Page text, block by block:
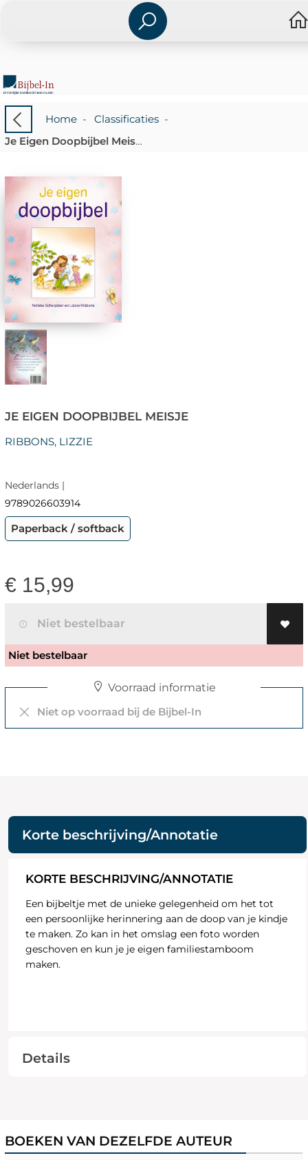
Home- Classificaties-
Je Eigen Doopbijbel Meisje
JE EIGEN DOOPBIJBEL MEISJE
RIBBONS, LIZZIE
Nederlands |
9789026603914
Paperback / softback
€ 15,99
Niet bestelbaar
Niet bestelbaar
Voorraad informatie
Niet op voorraad bij de Bijbel-In
Korte beschrijving/Annotatie
KORTE BESCHRIJVING/ANNOTATIE
Een bijbeltje met de unieke gelegenheid om het tot
een persoonlijke herinnering aan de doop van je kindje
te maken. Zo kan in het omslag een foto worden
geschoven en kun je je eigen familiestamboom
maken.
Details
BOEKEN VAN DEZELFDE AUTEUR